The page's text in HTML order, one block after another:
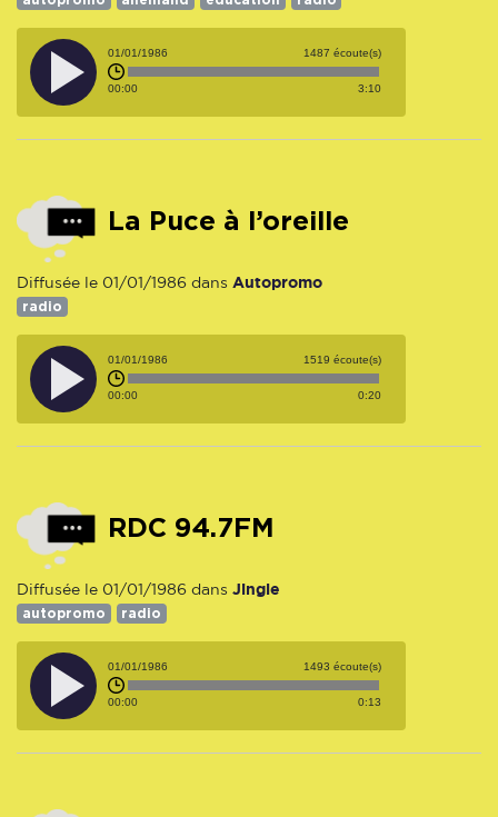
01/01/1986 1487 écoute(s)
00:00 3:10
La Puce à l’oreille
Diffusée le 01/01/1986 dans Autopromo
radio
01/01/1986 1519 écoute(s)
00:00 0:20
RDC 94.7FM
Diffusée le 01/01/1986 dans Jingle
autopromo radio
01/01/1986 1493 écoute(s)
00:00 0:13